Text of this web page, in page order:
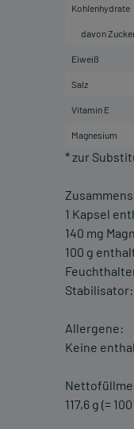
Kohlenhydrate
davon
Eiweiß
Salz
Vitamin E
Magnesium
* zur
1 Kapsel
140 mg
100 g
Allergene:
Keine
117,6 g (=